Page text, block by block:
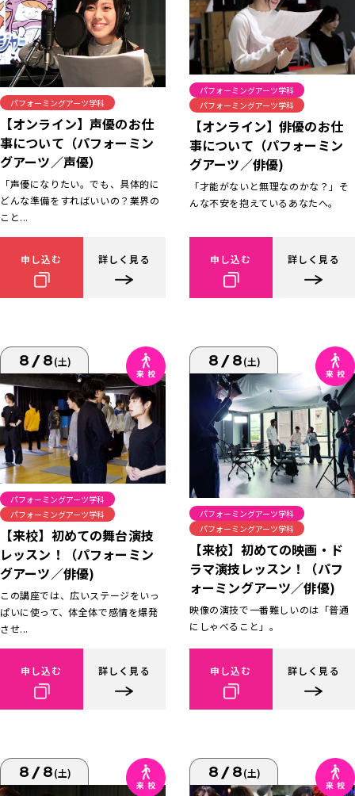
パフォーミングアーツ学科
【オンライン】声優のお仕
事について（パフォーミン
グアーツ／声優）
「声優になりたい。でも、具体的に
どんな準備をすればいいの？業界の
こと...
申し込む 詳しく見る
パフォーミングアーツ学科
パフォーミングアーツ学科
【オンライン】俳優のお仕
事について（パフォーミン
グアーツ／俳優)
「才能がないと無理なのかな？」そ
んな不安を抱えているあなたへ。
申し込む 詳しく見る
8/8(土)
パフォーミングアーツ学科
パフォーミングアーツ学科
【来校】初めての舞台演技
レッスン！（パフォーミン
グアーツ／俳優)
この講座では、広いステージをいっ
ぱいに使って、体全体で感情を爆発
させ...
申し込む 詳しく見る
8/8(土)
パフォーミングアーツ学科
パフォーミングアーツ学科
【来校】初めての映画・ド
ラマ演技レッスン！（パフ
ォーミングアーツ／俳優)
映像の演技で一番難しいのは「普通
にしゃべること」。
申し込む 詳しく見る
8/8(土) 8/8(土)